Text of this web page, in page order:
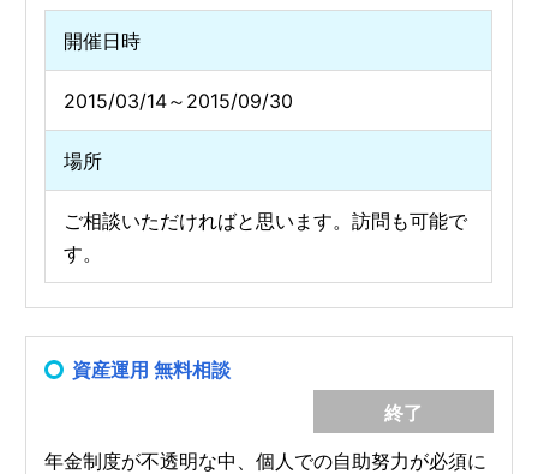
開催日時
2015/03/14～2015/09/30
場所
ご相談いただければと思います。訪問も可能で
す。
資産運用 無料相談
終了
年金制度が不透明な中、個人での自助努力が必須に